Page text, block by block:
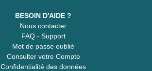
BESOIN D'AIDE ?
Nous contacter
FAQ - Support
Mot de passe oublié
Consulter votre Compte
Confidentialité des données